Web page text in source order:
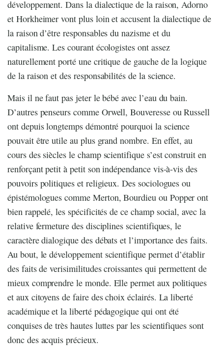
développement. Dans la dialectique de la raison, Adorno
et Horkheimer vont plus loin et accusent la dialectique de
la raison d’être responsables du nazisme et du
capitalisme. Les courant écologistes ont assez
naturellement porté une critique de gauche de la logique
de la raison et des responsabilités de la science.
Mais il ne faut pas jeter le bébé avec l’eau du bain.
D’autres penseurs comme Orwell, Bouveresse ou Russell
ont depuis longtemps démontré pourquoi la science
pouvait être utile au plus grand nombre. En effet, au
cours des siècles le champ scientifique s’est construit en
renforçant petit à petit son indépendance vis-à-vis des
pouvoirs politiques et religieux. Des sociologues ou
épistémologues comme Merton, Bourdieu ou Popper ont
bien rappelé, les spécificités de ce champ social, avec la
relative fermeture des disciplines scientifiques, le
caractère dialogique des débats et l’importance des faits.
Au bout, le développement scientifique permet d’établir
des faits de verisimilitudes croissantes qui permettent de
mieux comprendre le monde. Elle permet aux politiques
et aux citoyens de faire des choix éclairés. La liberté
académique et la liberté pédagogique qui ont été
conquises de très hautes luttes par les scientifiques sont
donc des acquis précieux.